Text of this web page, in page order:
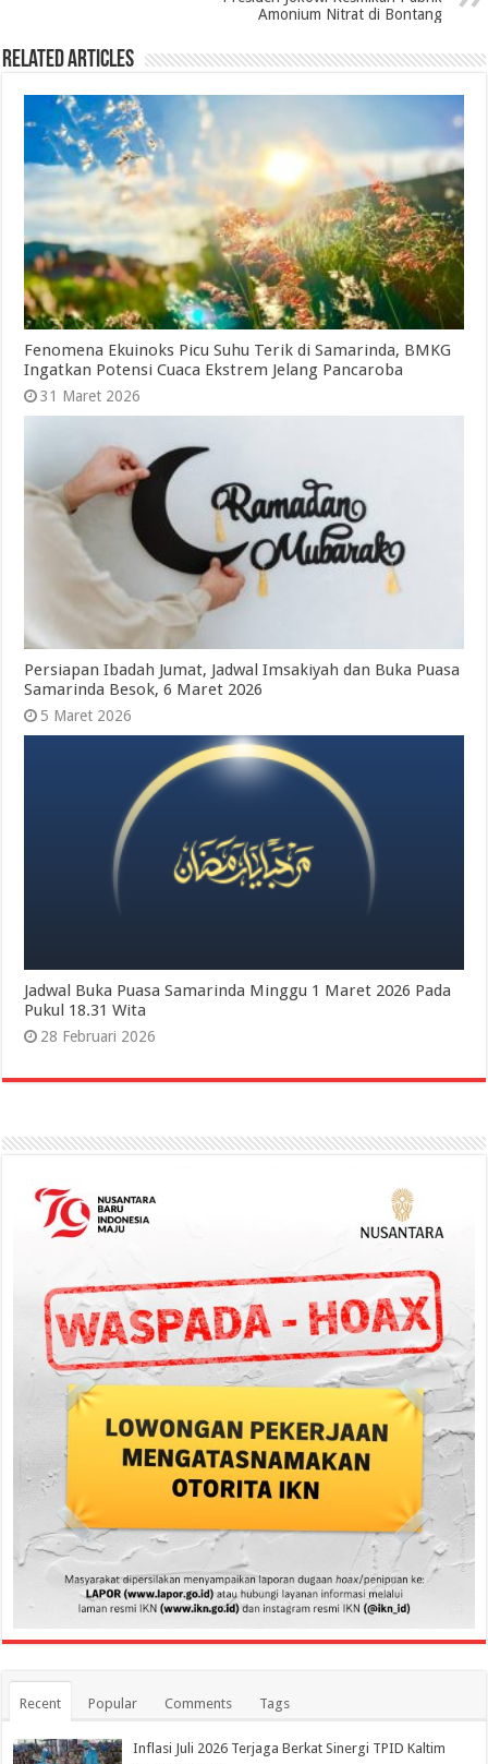
Amonium Nitrat di Bontang
Related Articles
Fenomena Ekuinoks Picu Suhu Terik di Samarinda, BMKG
Ingatkan Potensi Cuaca Ekstrem Jelang Pancaroba
31 Maret 2026
Persiapan Ibadah Jumat, Jadwal Imsakiyah dan Buka Puasa
Samarinda Besok, 6 Maret 2026
5 Maret 2026
Jadwal Buka Puasa Samarinda Minggu 1 Maret 2026 Pada
Pukul 18.31 Wita
28 Februari 2026
Recent Popular Comments Tags
Inflasi Juli 2026 Terjaga Berkat Sinergi TPID Kaltim